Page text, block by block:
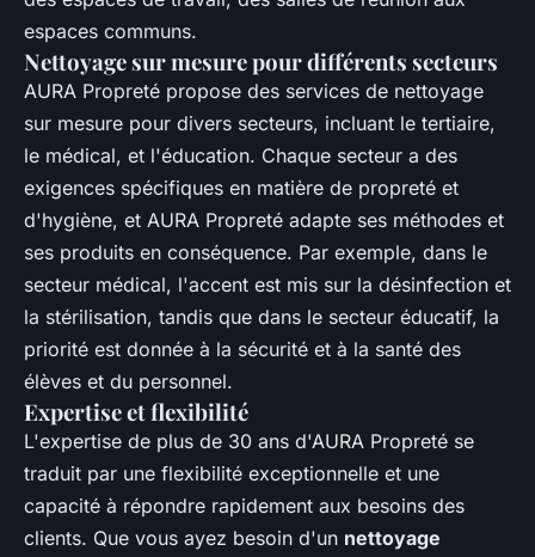
espaces communs.
Nettoyage sur mesure pour différents secteurs
AURA Propreté propose des services de nettoyage
sur mesure pour divers secteurs, incluant le tertiaire,
le médical, et l'éducation. Chaque secteur a des
exigences spécifiques en matière de propreté et
d'hygiène, et AURA Propreté adapte ses méthodes et
ses produits en conséquence. Par exemple, dans le
secteur médical, l'accent est mis sur la désinfection et
la stérilisation, tandis que dans le secteur éducatif, la
priorité est donnée à la sécurité et à la santé des
élèves et du personnel.
Expertise et flexibilité
L'expertise de plus de 30 ans d'AURA Propreté se
traduit par une flexibilité exceptionnelle et une
capacité à répondre rapidement aux besoins des
clients. Que vous ayez besoin d'un nettoyage